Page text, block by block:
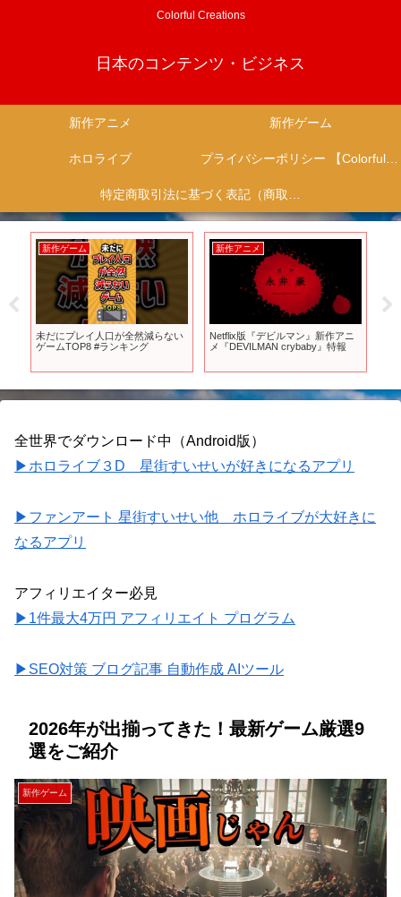
Colorful Creations
日本のコンテンツ・ビジネス
新作アニメ 新作ゲーム
ホロライブ プライバシーポリシー 【Colorful Creation】
特定商取引法に基づく表記（商取引に関する開示）
新作ゲーム
未だにプレイ人口が全然減らない
ゲームTOP8 #ランキング
新作アニメ
Netflix版『デビルマン』新作アニ
メ『DEVILMAN crybaby』特報
全世界でダウンロード中（Android版）
▶ホロライブ３D 星街すいせいが好きになるアプリ
▶ファンアート 星街すいせい他 ホロライブが大好きに
なるアプリ
アフィリエイター必見
▶1件最大4万円 アフィリエイト プログラム
▶SEO対策 ブログ記事 自動作成 AIツール
2026年が出揃ってきた！最新ゲーム厳選9
選をご紹介
新作ゲーム